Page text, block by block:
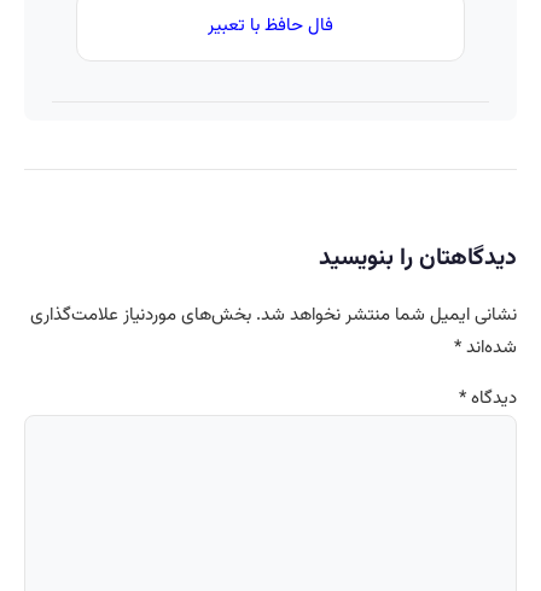
فال حافظ با تعبیر
دیدگاهتان را بنویسید
نشانی ایمیل شما منتشر نخواهد شد. بخش‌های موردنیاز علامت‌گذاری
شده‌اند*
دیدگاه*